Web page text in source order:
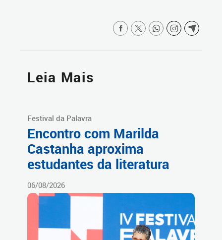
Leia Mais
Festival da Palavra
Encontro com Marilda
Castanha aproxima
estudantes da literatura
06/08/2026